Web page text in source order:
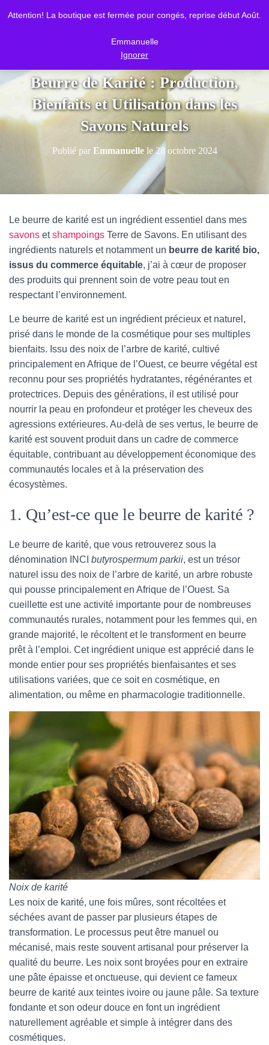
Beurre de Karité : Production,
Bienfaits et Utilisation dans les
Savons Naturels
Publié par Emmanuellele28 octobre 2024
Le beurre de karité est un ingrédient essentiel dans mes
savons etshampoings Terre de Savons. En utilisant des
ingrédients naturels et notamment un beurre de karité bio,
issus du commerce équitable, j’ai à cœur de proposer
des produits qui prennent soin de votre peau tout en
respectant l’environnement.
Le beurre de karité est un ingrédient précieux et naturel,
prisé dans le monde de la cosmétique pour ses multiples
bienfaits. Issu des noix de l’arbre de karité, cultivé
principalement en Afrique de l’Ouest, ce beurre végétal est
reconnu pour ses propriétés hydratantes, régénérantes et
protectrices. Depuis des générations, il est utilisé pour
nourrir la peau en profondeur et protéger les cheveux des
agressions extérieures. Au-delà de ses vertus, le beurre de
karité est souvent produit dans un cadre de commerce
équitable, contribuant au développement économique des
communautés locales et à la préservation des
écosystèmes.
1. Qu’est-ce que le beurre de karité ?
Le beurre de karité, que vous retrouverez sous la
dénomination INCI butyrospermum parkii, est un trésor
naturel issu des noix de l’arbre de karité, un arbre robuste
qui pousse principalement en Afrique de l’Ouest. Sa
cueillette est une activité importante pour de nombreuses
communautés rurales, notamment pour les femmes qui, en
grande majorité, le récoltent et le transforment en beurre
prêt à l’emploi. Cet ingrédient unique est apprécié dans le
monde entier pour ses propriétés bienfaisantes et ses
utilisations variées, que ce soit en cosmétique, en
alimentation, ou même en pharmacologie traditionnelle.
Noix de karité
Les noix de karité, une fois mûres, sont récoltées et
séchées avant de passer par plusieurs étapes de
transformation. Le processus peut être manuel ou
mécanisé, mais reste souvent artisanal pour préserver la
qualité du beurre. Les noix sont broyées pour en extraire
une pâte épaisse et onctueuse, qui devient ce fameux
beurre de karité aux teintes ivoire ou jaune pâle. Sa texture
fondante et son odeur douce en font un ingrédient
naturellement agréable et simple à intégrer dans des
cosmétiques.
Attention! La boutique est fermée pour congés, reprise début Août.
Emmanuelle
Ignorer